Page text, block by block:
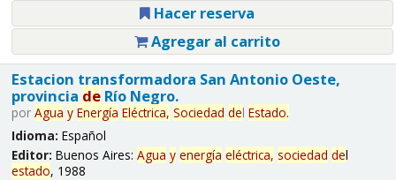
Hacer reserva
Agregar al carrito
Estacion transformadora San Antonio Oeste,
provincia deRío Negro.
por Agua y Energía Eléctrica, Sociedad del Estado.
Idioma: Español
Editor: Buenos Aires: Agua y energía eléctrica, sociedad del
estado, 1988